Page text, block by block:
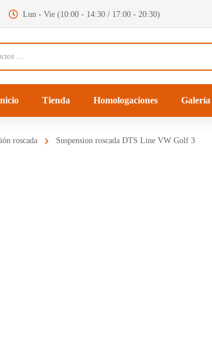
Lun - Vie (10:00 - 14:30 / 17:00 - 20:30)
Tienda Homologaciones Galería
roscada Suspension roscada DTS Line VW Golf 3